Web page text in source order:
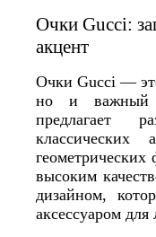
Очки Gucci:
акцент
Очки Gucci —
но и важный
предлагает
классических
высоким
дизайном,
аксессуаром